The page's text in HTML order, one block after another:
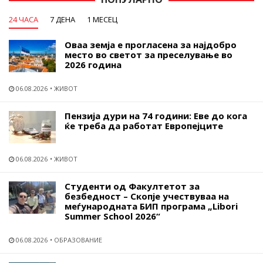
24 ЧАСА 7 ДЕНА 1 МЕСЕЦ
Оваа земја е прогласена за најдобро
место во светот за преселување во
2026 година
06.08.2026 ЖИВОТ
Пензија дури на 74 години: Еве до кога
ќе треба да работат Европејците
06.08.2026 ЖИВОТ
Студенти од Факултетот за
безбедност – Скопје учествуваа на
меѓународната БИП програма „Libori
Summer School 2026“
06.08.2026 ОБРАЗОВАНИЕ